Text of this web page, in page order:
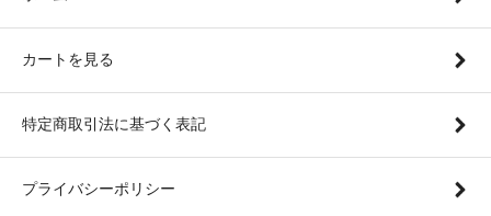
カートを見る
特定商取引法に基づく表記
プライバシーポリシー